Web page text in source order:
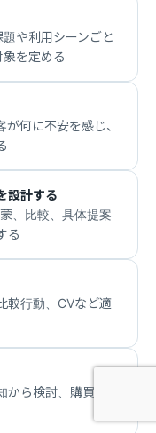
や利用シーンごと
を定める
何に不安を感じ、
設計する
、比較、具体提案
る
較行動、CVなど適
ら検討、購買へと